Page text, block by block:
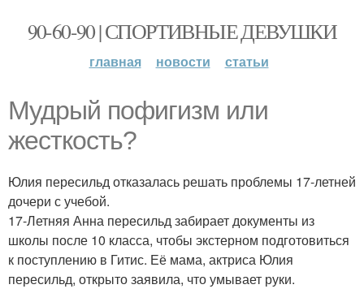
90-60-90 | СПОРТИВНЫЕ ДЕВУШКИ
главная новости статьи
Мудрый пофигизм или
жесткость?
Юлия пересильд отказалась решать проблемы 17-летней
дочери с учебой.
17-Летняя Анна пересильд забирает документы из
школы после 10 класса, чтобы экстерном подготовиться
к поступлению в Гитис. Её мама, актриса Юлия
пересильд, открыто заявила, что умывает руки.